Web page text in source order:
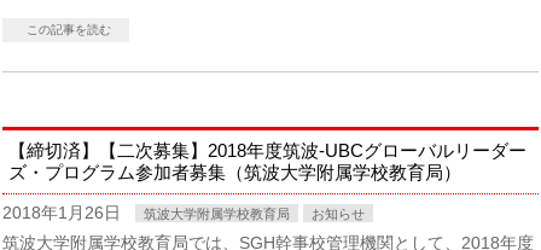
この記事を読む
【締切済】【二次募集】2018年度筑波-UBCグローバルリーダー
ズ・プログラム参加者募集（筑波大学附属学校教育局）
2018年1月26日 筑波大学附属学校教育局 お知らせ
筑波大学附属学校教育局では、SGH幹事校管理機関として、2018年度